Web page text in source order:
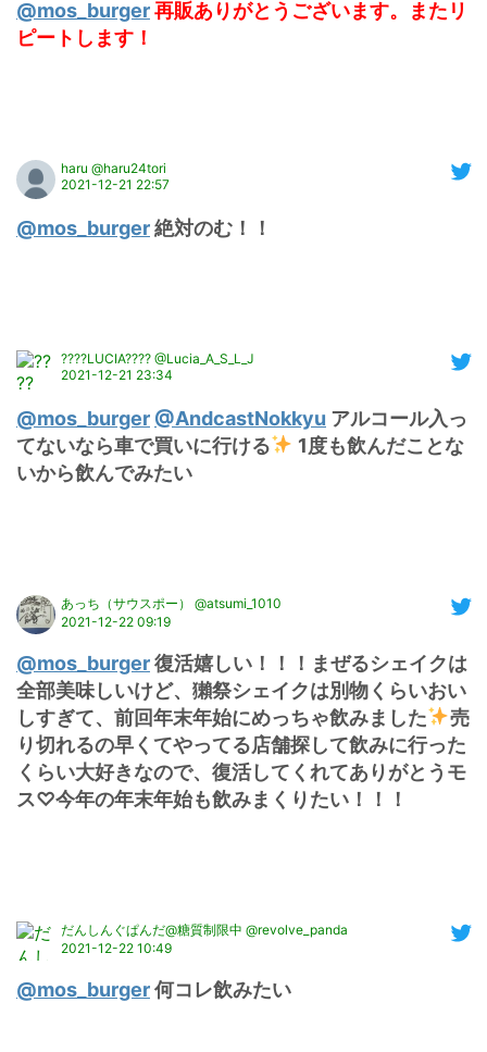
@mos_burger再販ありがとうございます。またリ
ピートします！
haru @haru24tori
2021-12-21 22:57
@mos_burger 絶対のむ！！
????LUCIA???? @Lucia_A_S_L_J
2021-12-21 23:34
@mos_burger @AndcastNokkyu アルコール入っ
てないなら車で買いに行ける
1度も飲んだことな
いから飲んでみたい
あっち（サウスポー） @atsumi_1010
2021-12-22 09:19
@mos_burger 復活嬉しい！！！まぜるシェイクは
全部美味しいけど、獺祭シェイクは別物くらいおい
しすぎて、前回年末年始にめっちゃ飲みました
売
り切れるの早くてやってる店舗探して飲みに行った
くらい大好きなので、復活してくれてありがとうモ
ス♡今年の年末年始も飲みまくりたい！！！
だんしんぐぱんだ@糖質制限中 @revolve_panda
2021-12-22 10:49
@mos_burger 何コレ飲みたい